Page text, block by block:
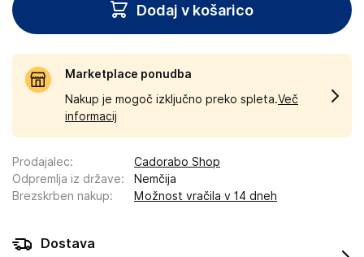
Dodaj v košarico
Marketplace ponudba
Nakup je mogoč izključno preko spleta.Več
informacij
Prodajalec:
Cadorabo Shop
Odpremlja iz države:
Nemčija
Brezskrben nakup: Možnost vračila v 14 dneh
Dostava